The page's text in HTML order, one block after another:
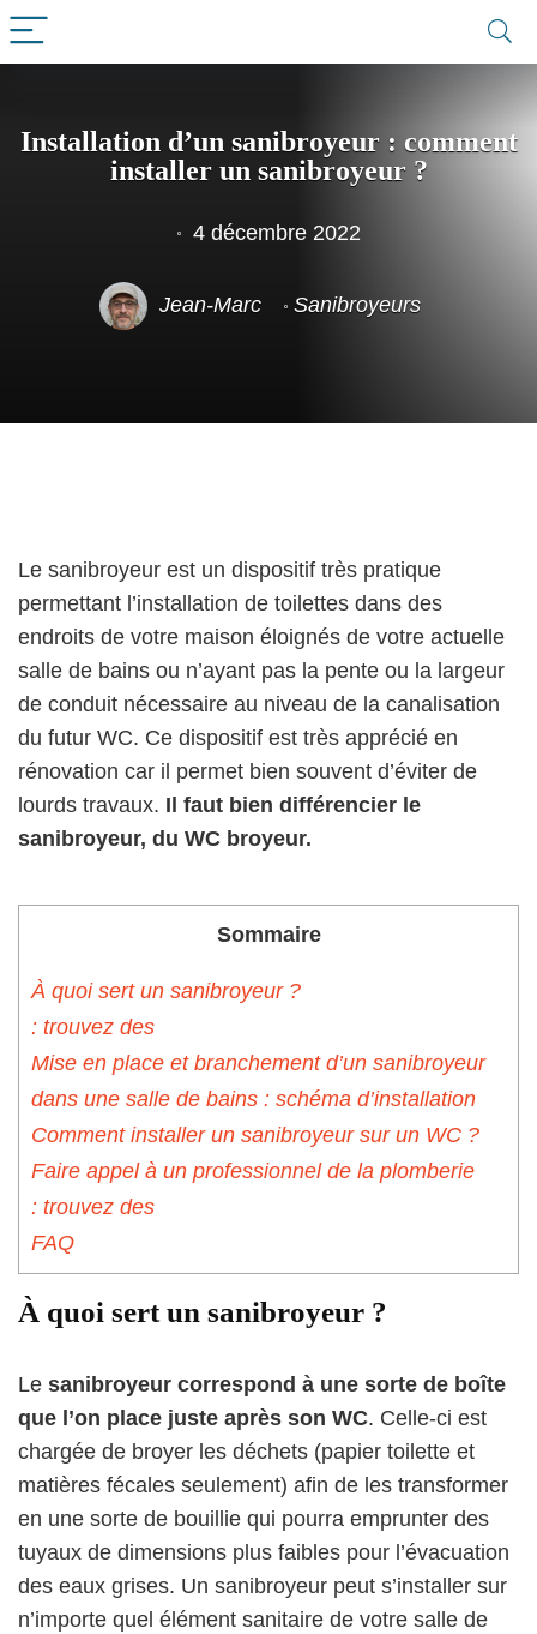
Installation d’un sanibroyeur : comment
installer un sanibroyeur ?
4 décembre 2022
Jean-Marc Sanibroyeurs
Le sanibroyeur est un dispositif très pratique
permettant l’installation de toilettes dans des
endroits de votre maison éloignés de votre actuelle
salle de bains ou n’ayant pas la pente ou la largeur
de conduit nécessaire au niveau de la canalisation
du futur WC. Ce dispositif est très apprécié en
rénovation car il permet bien souvent d’éviter de
lourds travaux. Il faut bien différencier le
sanibroyeur, du WC broyeur.
Sommaire
À quoi sert un sanibroyeur ?
: trouvez des
Mise en place et branchement d’un sanibroyeur
dans une salle de bains : schéma d’installation
Comment installer un sanibroyeur sur un WC ?
Faire appel à un professionnel de la plomberie
: trouvez des
FAQ
À quoi sert un sanibroyeur ?
Le sanibroyeur correspond à une sorte de boîte
que l’on place juste après son WC. Celle-ci est
chargée de broyer les déchets (papier toilette et
matières fécales seulement) afin de les transformer
en une sorte de bouillie qui pourra emprunter des
tuyaux de dimensions plus faibles pour l’évacuation
des eaux grises. Un sanibroyeur peut s’installer sur
n’importe quel élément sanitaire de votre salle de